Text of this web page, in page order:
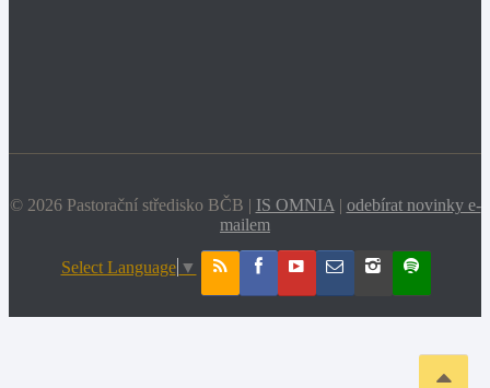
© 2026 Pastorační středisko BČB | IS OMNIA | odebírat novinky e-
mailem
Select Language ▼